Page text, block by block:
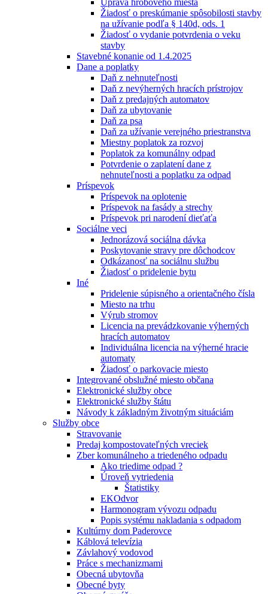
Úprava hrobového miesta
Žiadosť o preskúmanie spôsobilosti stavby
na užívanie podľa § 140d, ods. 1
Žiadosť o vydanie potvrdenia o veku
stavby
Stavebné konanie od 1.4.2025
Dane a poplatky
Daň z nehnuteľnosti
Daň z nevýherných hracích prístrojov
Daň z predajných automatov
Daň za ubytovanie
Daň za psa
Daň za užívanie verejného priestranstva
Miestny poplatok za rozvoj
Poplatok za komunálny odpad
Potvrdenie o zaplatení dane z
nehnuteľnosti a poplatku za odpad
Príspevok
Príspevok na oplotenie
Príspevok na fasády a strechy
Príspevok pri narodení dieťaťa
Sociálne veci
Jednorázová sociálna dávka
Poskytovanie stravy pre dôchodcov
Odkázanosť na sociálnu službu
Žiadosť o pridelenie bytu
Iné
Pridelenie súpisného a orientačného čísla
Miesto na trhu
Výrub stromov
Licencia na prevádzkovanie výherných
hracích automatov
Individuálna licencia na výherné hracie
automaty
Žiadosť o parkovacie miesto
Integrované obslužné miesto občana
Elektronické služby obce
Elektronické služby štátu
Návody k základným životným situáciám
Služby obce
Stravovanie
Predaj kompostovateľných vreciek
Zber komunálneho a triedeného odpadu
Ako triedime odpad ?
Úroveň vytriedenia
Štatistiky
EKOdvor
Harmonogram vývozu odpadu
Popis systému nakladania s odpadom
Kultúrny dom Paderovce
Káblová televízia
Závlahový vodovod
Práce s mechanizmami
Obecná ubytovňa
Obecné byty